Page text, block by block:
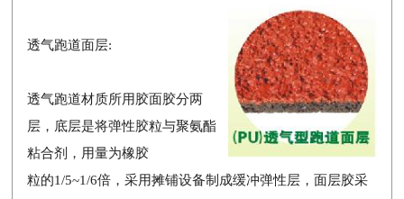
透气跑道面层:
透气跑道材质所用胶面胶分两
层，底层是将弹性胶粒与聚氨酯
粘合剂，用量为橡胶
粒的1/5~1/6倍，采用摊铺设备制成缓冲弹性层，面层胶采